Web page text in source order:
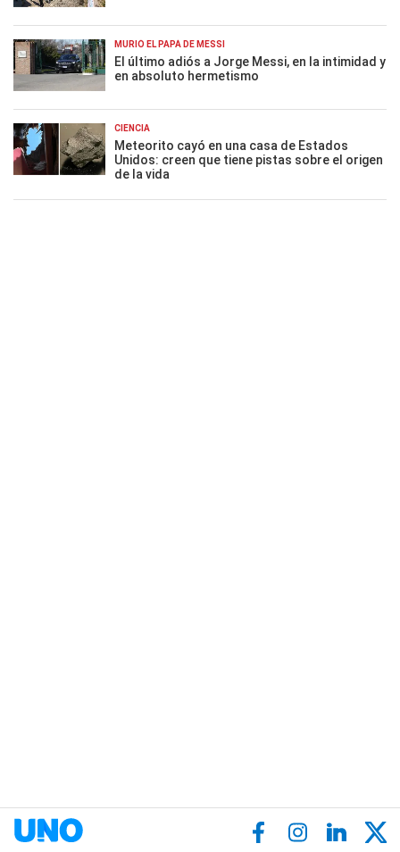
MURIÓ EL PAPÁ DE MESSI
El último adiós a Jorge Messi, en la intimidad y
en absoluto hermetismo
CIENCIA
Meteorito cayó en una casa de Estados
Unidos: creen que tiene pistas sobre el origen
de la vida